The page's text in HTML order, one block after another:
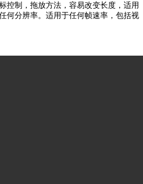
控制，拖放方法，容易改变长度，适用
何分辨率。适用于任何帧速率，包括视